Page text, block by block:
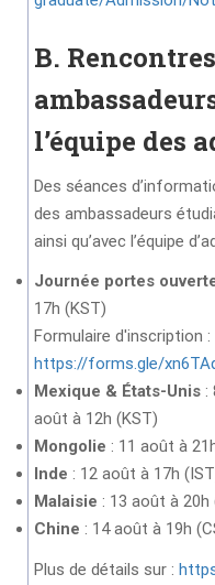
B.
l’équipe des
Des séances
des ambassadeurs
ainsi qu’avec l’équipe
Journée portes
17h (KST)
Formulaire d'inscription :
https://forms.gle/
Mexique & États-Unis :
août à 12h (KST)
Mongolie : 11 août à
Inde : 12 août à 17h
Malaisie : 13 août à
Chine : 14 août à 19h
Plus de détails sur :